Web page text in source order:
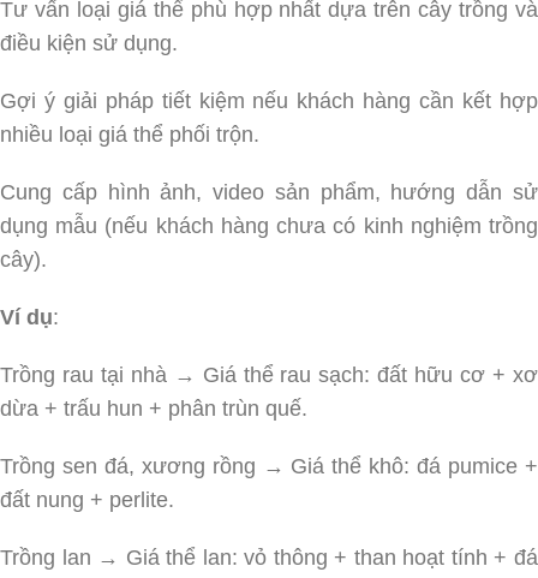
Tư vấn loại giá thể phù hợp nhất dựa trên cây trồng và
điều kiện sử dụng.
Gợi ý giải pháp tiết kiệm nếu khách hàng cần kết hợp
nhiều loại giá thể phối trộn.
Cung cấp hình ảnh, video sản phẩm, hướng dẫn sử
dụng mẫu (nếu khách hàng chưa có kinh nghiệm trồng
cây).
Ví dụ:
Trồng rau tại nhà → Giá thể rau sạch: đất hữu cơ + xơ
dừa + trấu hun + phân trùn quế.
Trồng sen đá, xương rồng → Giá thể khô: đá pumice +
đất nung + perlite.
Trồng lan → Giá thể lan: vỏ thông + than hoạt tính + đá